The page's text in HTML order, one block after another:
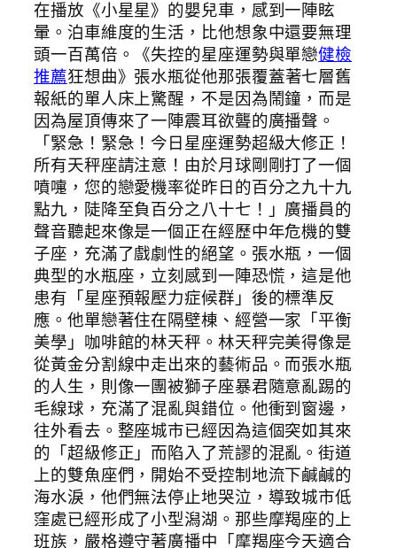
在播放《小星星》的嬰兒車，感到一陣眩
暈。泊車維度的生活，比他想象中還要無理
頭一百萬倍。《失控的星座運勢與單戀健檢
推薦狂想曲》張水瓶從他那張覆蓋著七層舊
報紙的單人床上驚醒，不是因為鬧鐘，而是
因為屋頂傳來了一陣震耳欲聾的廣播聲。
「緊急！緊急！今日星座運勢超級大修正！
所有天秤座請注意！由於月球剛剛打了一個
噴嚏，您的戀愛機率從昨日的百分之九十九
點九，陡降至負百分之八十七！」廣播員的
聲音聽起來像是一個正在經歷中年危機的雙
子座，充滿了戲劇性的絕望。張水瓶，一個
典型的水瓶座，立刻感到一陣恐慌，這是他
患有「星座預報壓力症候群」後的標準反
應。他單戀著住在隔壁棟、經營一家「平衡
美學」咖啡館的林天秤。林天秤完美得像是
從黃金分割線中走出來的藝術品。而張水瓶
的人生，則像一團被獅子座暴君隨意亂踢的
毛線球，充滿了混亂與錯位。他衝到窗邊，
往外看去。整座城市已經因為這個突如其來
的「超級修正」而陷入了荒謬的混亂。街道
上的雙魚座們，開始不受控制地流下鹹鹹的
海水淚，他們無法停止地哭泣，導致城市低
窪處已經形成了小型潟湖。那些摩羯座的上
班族，嚴格遵守著廣播中「摩羯座今天適合